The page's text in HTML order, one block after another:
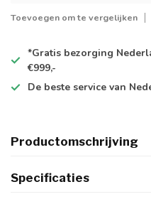
Toevoegen om te vergelijken
*Gratis bezorging
€999,-
De beste service van
Productomschrijving
Specificaties